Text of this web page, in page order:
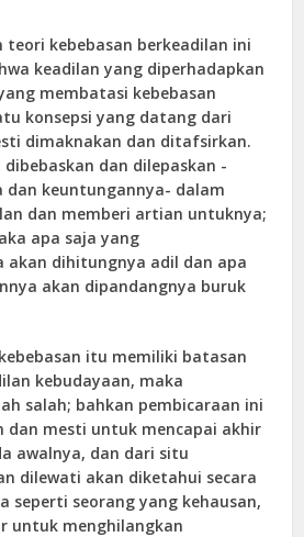
teori kebebasan berkeadilan ini
keadilan yang diperhadapkan
membatasi kebebasan
konsepsi yang datang dari
dimaknakan dan ditafsirkan.
dibebaskan dan dilepaskan -
dan keuntungannya- dalam
dan memberi artian untuknya;
apa saja yang
akan dihitungnya adil dan apa
akan dipandangnya buruk
itu memiliki batasan
kebudayaan, maka
salah; bahkan pembicaraan ini
dan mesti untuk mencapai akhir
awalnya, dan dari situ
dilewati akan diketahui secara
seperti seorang yang kehausan,
untuk menghilangkan